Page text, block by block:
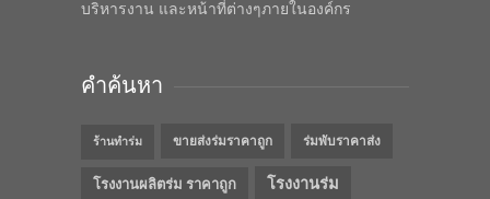
บริหารงาน และหน้าที่ต่างๆภายในองค์กร
คำค้นหา
ร้านทำร่ม ขายส่งร่มราคาถูก ร่มพับราคาส่ง
โรงงานผลิตร่ม ราคาถูก โรงงานร่ม